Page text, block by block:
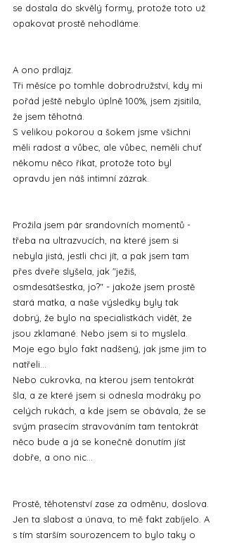
se dostala do skvělý formy, protože toto už
opakovat prostě nehodláme.
A ono prdlajz.
Tři měsíce po tomhle dobrodružství, kdy mi
pořád ještě nebylo úplně 100%, jsem zjsitila,
že jsem těhotná.
S velikou pokorou a šokem jsme všichni
měli radost a vůbec, ale vůbec, neměli chuť
někomu něco říkat, protože toto byl
opravdu jen náš intimní zázrak.
Prožila jsem pár srandovních momentů -
třeba na ultrazvucích, na které jsem si
nebyla jistá, jestli chci jít, a pak jsem tam
přes dveře slyšela, jak "ježiš,
osmdesátšestka, jo?" - jakože jsem prostě
stará matka, a naše výsledky byly tak
dobrý, že bylo na specialistkách vidět, že
jsou zklamané. Nebo jsem si to myslela.
Moje ego bylo fakt nadšený, jak jsme jim to
natřeli...
Nebo cukrovka, na kterou jsem tentokrát
šla, a ze které jsem si odnesla modráky po
celých rukách, a kde jsem se obávala, že se
svým prasecím stravováním tam tentokrát
něco bude a já se konečně donutím jíst
dobře, a ono nic...
Prostě, těhotenství zase za odměnu, doslova.
Jen ta slabost a únava, to mě fakt zabíjelo. A
s tím starším sourozencem to bylo taky o